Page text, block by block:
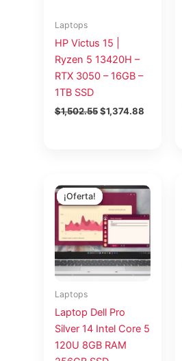
Laptops
HP Victus 15 |
Ryzen 5 13420H –
RTX 3050 – 16GB –
1TB SSD
$1,502.55 $1,374.88
¡Oferta!
¡Oferta!
Laptops
Laptop Dell Pro
Silver 14 Intel Core 5
120U 8GB RAM
precio
original
era:
$3,910.36.
precio
es: